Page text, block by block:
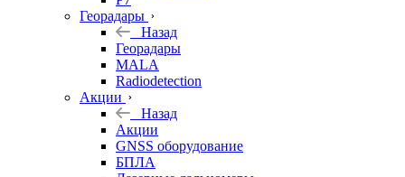
Георадары
Назад
Георадары
MALA
Radiodetection
Акции
Назад
Акции
GNSS оборудование
БПЛА